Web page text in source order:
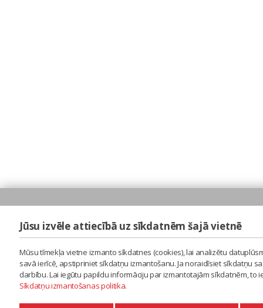
Jūsu izvēle attiecībā uz sīkdatnēm šajā vietnē
Mūsu tīmekļa vietne izmanto sīkdatnes (cookies), lai analizētu
savā ierīcē, apstipriniet sīkdatņu izmantošanu. Ja noraidīsiet sīkdatņu
darbību. Lai iegūtu papildu informāciju par izmantotajām sīkdatnēm,
Sīkdatņu izmantošanas politika.